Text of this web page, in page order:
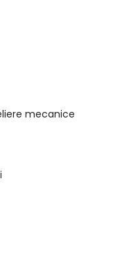
mecanice